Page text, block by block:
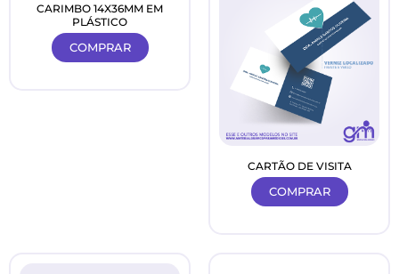
CARIMBO 14X36MM EM
PLÁSTICO
COMPRAR
CARTÃO DE VISITA
COMPRAR